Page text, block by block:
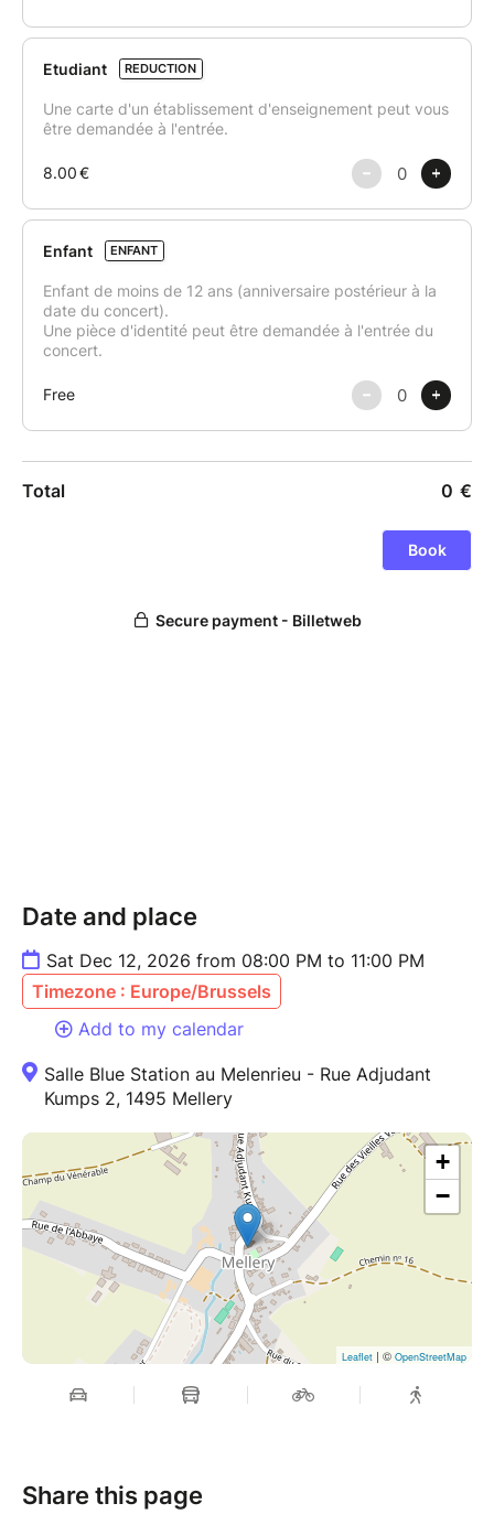
Date and place
Sat Dec 12, 2026 from 08:00 PM to 11:00 PM
Timezone : Europe/Brussels
Add to my calendar
Salle Blue Station au Melenrieu - Rue Adjudant
Kumps 2, 1495 Mellery
+
−
Leaflet | © OpenStreetMap
Share this page